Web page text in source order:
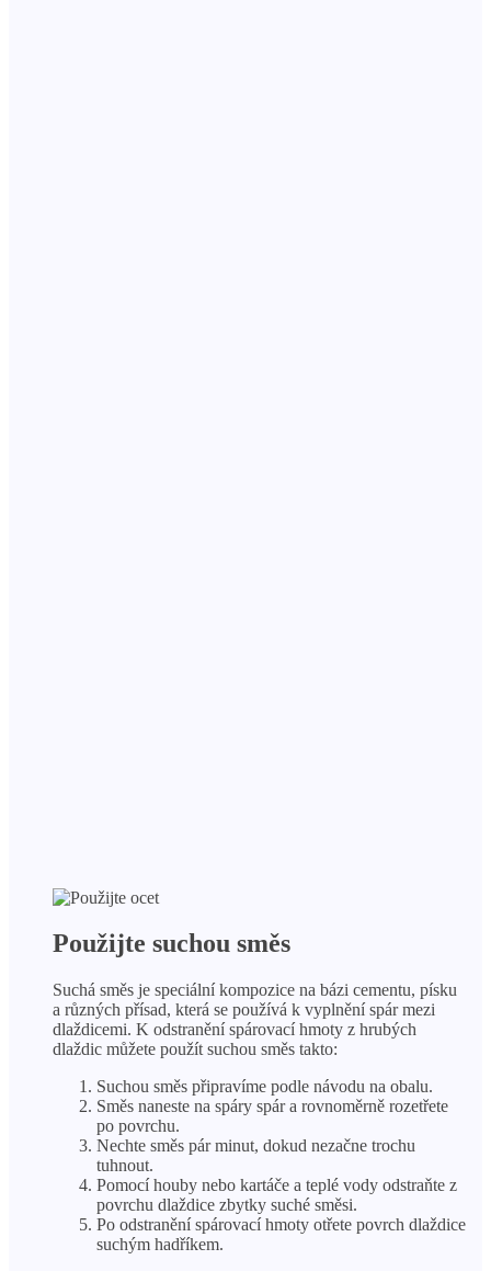
Použijte suchou směs
Suchá směs je speciální kompozice na bázi cementu, písku
a různých přísad, která se používá k vyplnění spár mezi
dlaždicemi. K odstranění spárovací hmoty z hrubých
dlaždic můžete použít suchou směs takto:
Suchou směs připravíme podle návodu na obalu.
Směs naneste na spáry spár a rovnoměrně rozetřete
po povrchu.
Nechte směs pár minut, dokud nezačne trochu
tuhnout.
Pomocí houby nebo kartáče a teplé vody odstraňte z
povrchu dlaždice zbytky suché směsi.
Po odstranění spárovací hmoty otřete povrch dlaždice
suchým hadříkem.